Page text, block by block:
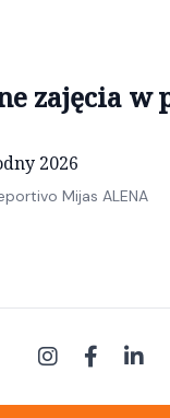
zajęcia w
2026
Mijas ALENA